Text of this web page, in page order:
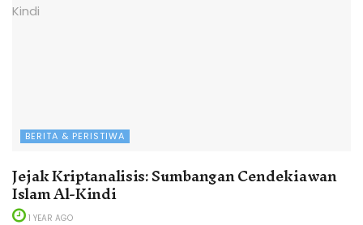
BERITA & PERISTIWA
Jejak Kriptanalisis: Sumbangan Cendekiawan
Islam Al-Kindi
1 YEAR AGO